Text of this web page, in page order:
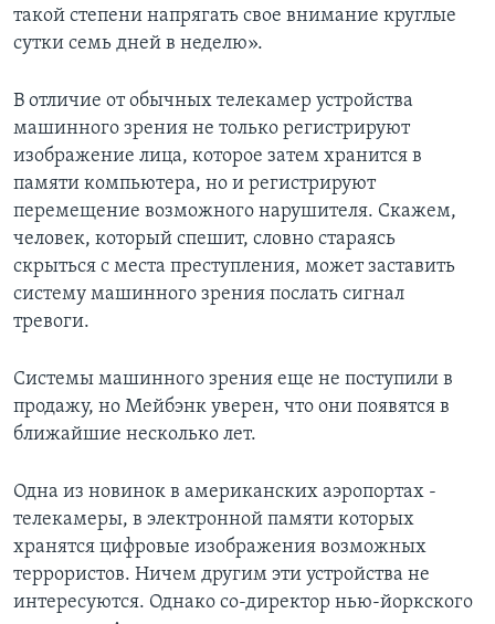
такой степени напрягать свое внимание круглые
сутки семь дней в неделю».
В отличие от обычных телекамер устройства
машинного зрения не только регистрируют
изображение лица, которое затем хранится в
памяти компьютера, но и регистрируют
перемещение возможного нарушителя. Скажем,
человек, который спешит, словно стараясь
скрыться с места преступления, может заставить
систему машинного зрения послать сигнал
тревоги.
Системы машинного зрения еще не поступили в
продажу, но Мейбэнк уверен, что они появятся в
ближайшие несколько лет.
Одна из новинок в американских аэропортах -
телекамеры, в электронной памяти которых
хранятся цифровые изображения возможных
террористов. Ничем другим эти устройства не
интересуются. Однако со-директор нью-йоркского